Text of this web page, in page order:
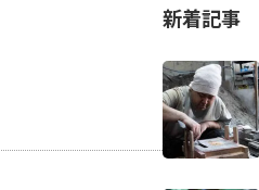
新着記事